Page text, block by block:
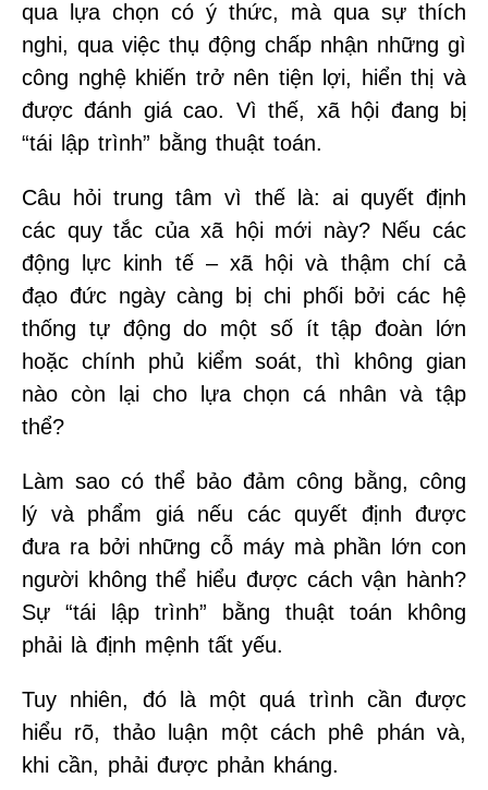
qua lựa chọn có ý thức, mà qua sự thích
nghi, qua việc thụ động chấp nhận những gì
công nghệ khiến trở nên tiện lợi, hiển thị và
được đánh giá cao. Vì thế, xã hội đang bị
“tái lập trình” bằng thuật toán.
Câu hỏi trung tâm vì thế là: ai quyết định
các quy tắc của xã hội mới này? Nếu các
động lực kinh tế – xã hội và thậm chí cả
đạo đức ngày càng bị chi phối bởi các hệ
thống tự động do một số ít tập đoàn lớn
hoặc chính phủ kiểm soát, thì không gian
nào còn lại cho lựa chọn cá nhân và tập
thể?
Làm sao có thể bảo đảm công bằng, công
lý và phẩm giá nếu các quyết định được
đưa ra bởi những cỗ máy mà phần lớn con
người không thể hiểu được cách vận hành?
Sự “tái lập trình” bằng thuật toán không
phải là định mệnh tất yếu.
Tuy nhiên, đó là một quá trình cần được
hiểu rõ, thảo luận một cách phê phán và,
khi cần, phải được phản kháng.